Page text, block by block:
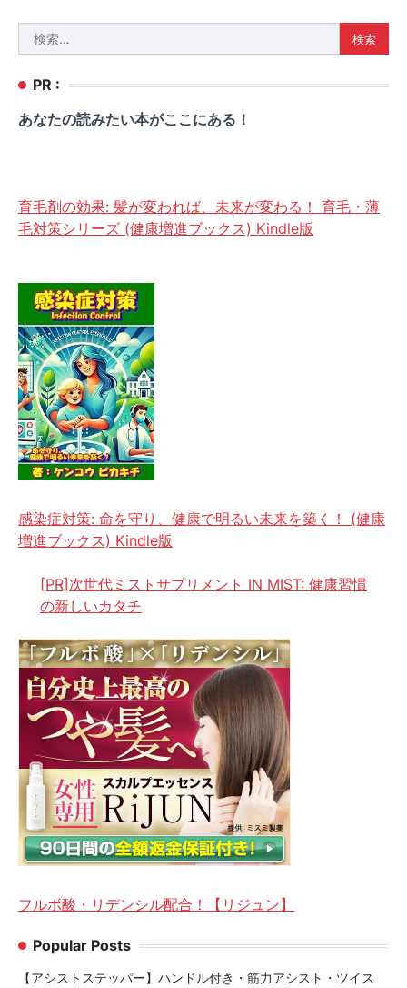
索:
PR :
あなたの読みたい本がここにある！
育毛剤の効果: 髪が変われば、未来が変わる！ 育毛・薄
毛対策シリーズ (健康増進ブックス) Kindle版
感染症対策: 命を守り、健康で明るい未来を築く！ (健康
増進ブックス) Kindle版
[PR]次世代ミストサプリメント IN MIST: 健康習慣
の新しいカタチ
フルボ酸・リデンシル配合！【リジュン】
Popular Posts
【アシストステッパー】ハンドル付き・筋力アシスト・ツイス